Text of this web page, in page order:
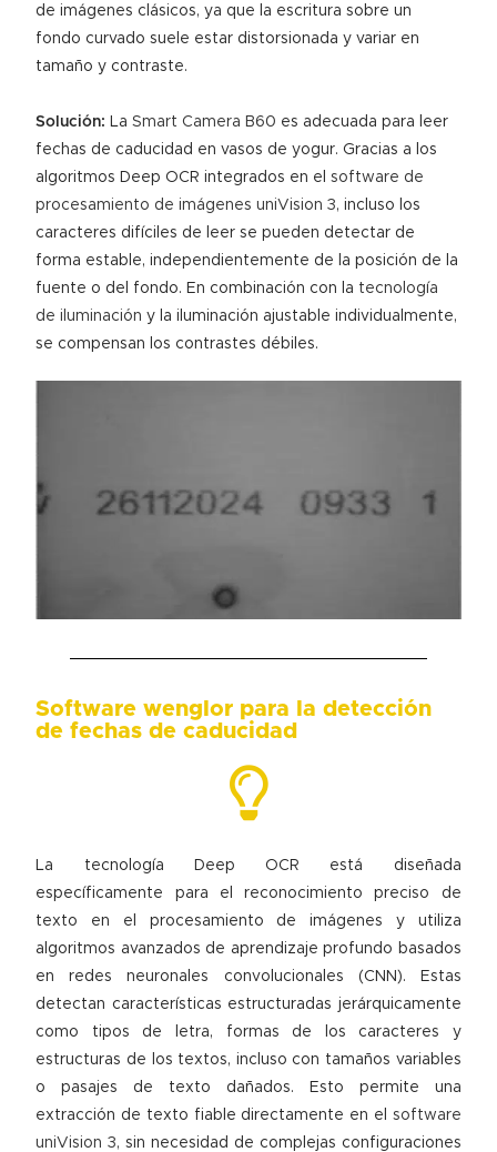
de imágenes clásicos, ya que la escritura sobre un
fondo curvado suele estar distorsionada y variar en
tamaño y contraste.
Solución: LaSmart Camera B60 es adecuada para leer
fechas de caducidad en vasos de yogur. Gracias a los
algoritmos Deep OCR integrados en elsoftware de
procesamiento de imágenes uniVision 3, incluso los
caracteres difíciles de leer se pueden detectar de
forma estable, independientemente de la posición de la
fuente o del fondo. En combinación con la tecnología
de iluminación y la iluminación ajustable individualmente,
se compensan los contrastes débiles.
Software wenglor para la detección
de fechas de caducidad
La tecnología Deep OCR está diseñada
específicamente para el reconocimiento preciso de
texto en el procesamiento de imágenes y utiliza
algoritmos avanzados de aprendizaje profundo basados
en redes neuronales convolucionales (CNN). Estas
detectan características estructuradas jerárquicamente
como tipos de letra, formas de los caracteres y
estructuras de los textos, incluso con tamaños variables
o pasajes de texto dañados. Esto permite una
extracción de texto fiable directamente en el software
uniVision 3, sin necesidad de complejas configuraciones